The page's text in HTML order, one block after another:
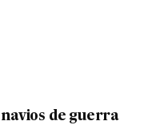
de guerra